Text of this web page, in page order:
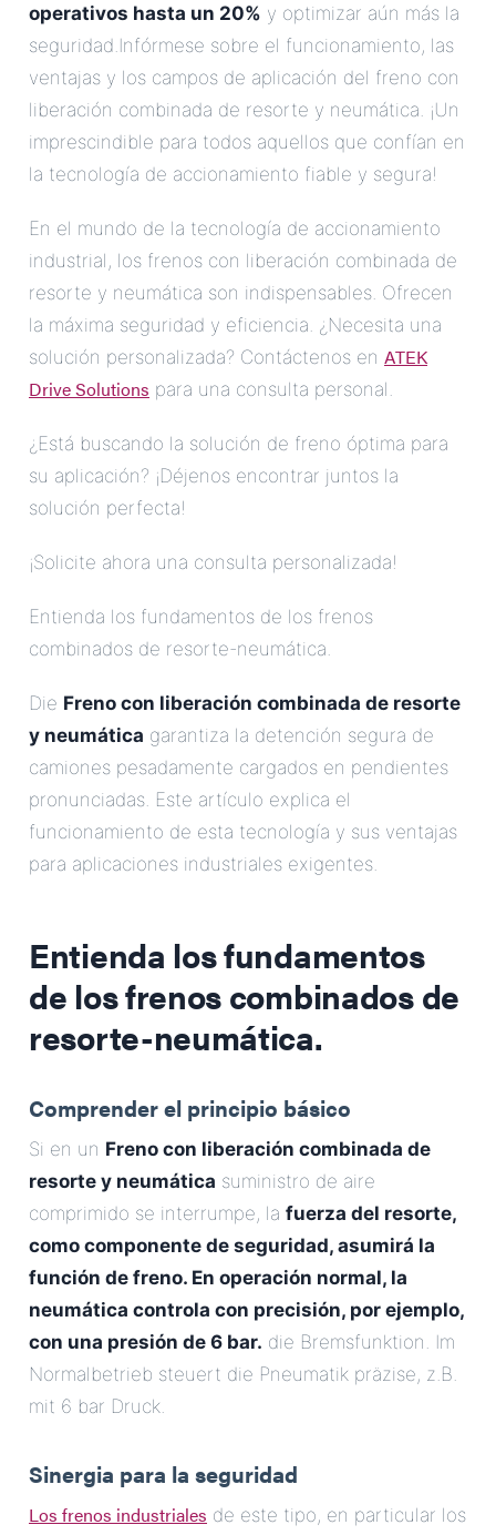
operativos hasta un 20% y optimizar aún más la
seguridad.Infórmese sobre el funcionamiento, las
ventajas y los campos de aplicación del freno con
liberación combinada de resorte y neumática. ¡Un
imprescindible para todos aquellos que confían en
la tecnología de accionamiento fiable y segura!
En el mundo de la tecnología de accionamiento
industrial, los frenos con liberación combinada de
resorte y neumática son indispensables. Ofrecen
la máxima seguridad y eficiencia. ¿Necesita una
solución personalizada? Contáctenos en ATEK
Drive Solutions para una consulta personal.
¿Está buscando la solución de freno óptima para
su aplicación? ¡Déjenos encontrar juntos la
solución perfecta!
¡Solicite ahora una consulta personalizada!
Entienda los fundamentos de los frenos
combinados de resorte-neumática.
Die Freno con liberación combinada de resorte
y neumática garantiza la detención segura de
camiones pesadamente cargados en pendientes
pronunciadas. Este artículo explica el
funcionamiento de esta tecnología y sus ventajas
para aplicaciones industriales exigentes.
Entienda los fundamentos
de los frenos combinados de
resorte-neumática.
Comprender el principio básico
Si en un Freno con liberación combinada de
resorte y neumática suministro de aire
comprimido se interrumpe, la fuerza del resorte,
como componente de seguridad, asumirá la
función de freno. En operación normal, la
neumática controla con precisión, por ejemplo,
con una presión de 6 bar. die Bremsfunktion. Im
Normalbetrieb steuert die Pneumatik präzise, z.B.
mit 6 bar Druck.
Sinergia para la seguridad
Los frenos industriales de este tipo, en particular los